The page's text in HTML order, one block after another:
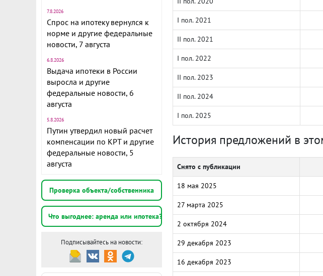
7.8.2026
Спрос на ипотеку вернулся к
норме и другие федеральные
новости, 7 августа
6.8.2026
Выдача ипотеки в России
выросла и другие
федеральные новости, 6
августа
5.8.2026
Путин утвердил новый расчет
компенсации по КРТ и другие
федеральные новости, 5
августа
Проверка объекта/собственника
Что выгоднее: аренда или ипотека?
Подписывайтесь на новости:
I пол. 2021
II пол. 2021
I пол. 2022
II пол. 2023
II пол. 2024
I пол. 2025
История предложений в
Снято с публикации
18 мая 2025
27 марта 2025
2 октября 2024
29 декабря 2023
16 декабря 2023